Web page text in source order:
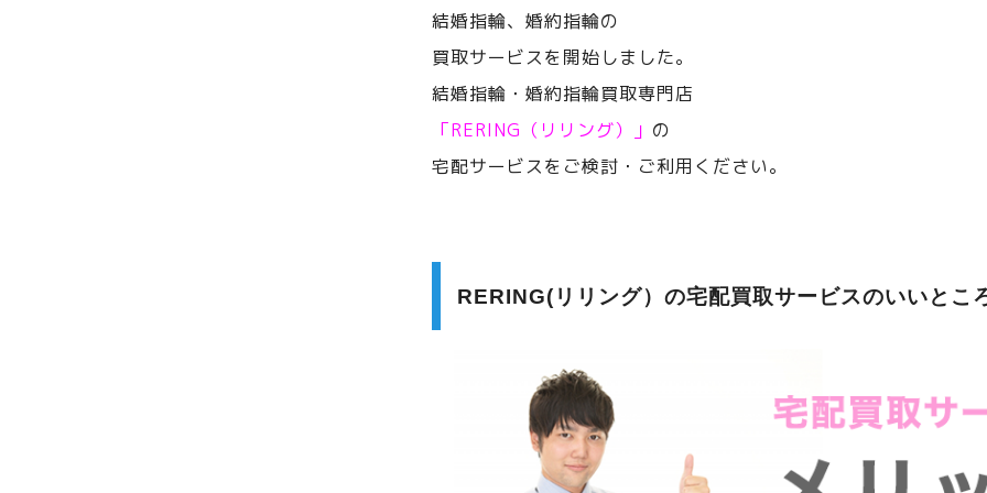
結婚指輪、婚約指輪の
買取サービスを開始しました。
結婚指輪・婚約指輪買取専門店
「RERING（リリング）」 の
宅配サービスをご検討・ご利用ください。
RERING(リリング）の宅配買取サービスのいいとこ